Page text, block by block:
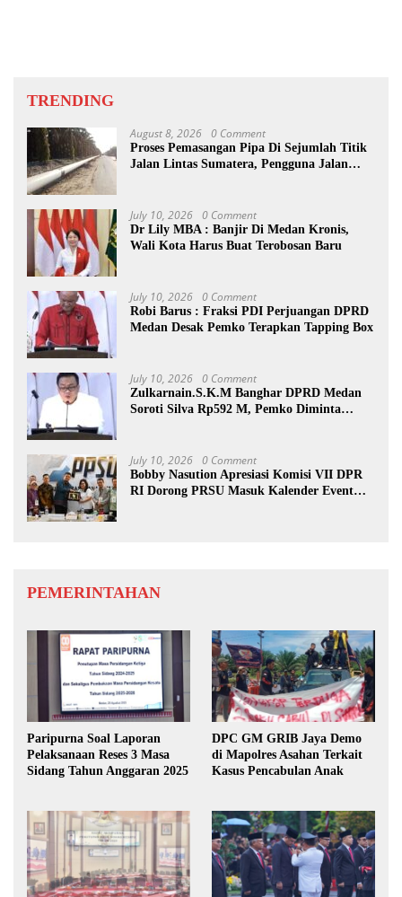
TRENDING
August 8, 2026 0 Comment
Proses Pemasangan Pipa Di Sejumlah Titik
Jalan Lintas Sumatera, Pengguna Jalan
July 10, 2026 0 Comment
Dr Lily MBA : Banjir Di Medan Kronis,
Wali Kota Harus Buat Terobosan Baru
July 10, 2026 0 Comment
Robi Barus : Fraksi PDI Perjuangan DPRD
Medan Desak Pemko Terapkan Tapping Box
July 10, 2026 0 Comment
Zulkarnain.S.K.M Banghar DPRD Medan
Soroti Silva Rp592 M, Pemko Diminta
July 10, 2026 0 Comment
Bobby Nasution Apresiasi Komisi VII DPR
RI Dorong PRSU Masuk Kalender Event
PEMERINTAHAN
Paripurna Soal Laporan
Pelaksanaan Reses 3 Masa
Sidang Tahun Anggaran 2025
DPC GM GRIB Jaya Demo
di Mapolres Asahan Terkait
Kasus Pencabulan Anak